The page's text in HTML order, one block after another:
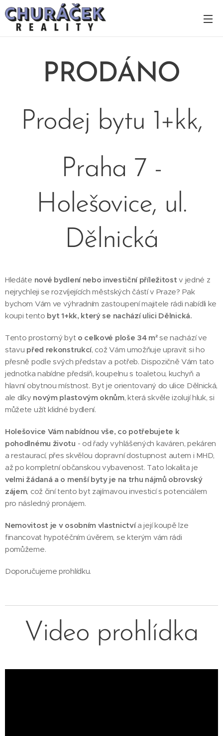
PRODÁNO
Prodej bytu 1+kk,
Praha 7 -
Holešovice, ul.
Dělnická
Hledáte nové bydlení nebo investiční příležitost v jedné z
nejrychleji se rozvíjejících městských částí v Praze? Pak
bychom Vám ve výhradním zastoupení majitele rádi nabídli ke
koupi tento byt 1+kk, který se nachází ulici Dělnická.
Tento prostorný byt o celkové ploše 34 m²se nachází ve
stavu před rekonstrukcí, což Vám umožňuje upravit si ho
přesně podle svých představ a potřeb. Dispozičně Vám tato
jednotka nabídne předsíň, koupelnu s toaletou, kuchyň a
hlavní obytnou místnost. Byt je orientovaný do ulice Dělnická,
ale díky novým plastovým oknům, která skvěle izolují hluk, si
můžete užít klidné bydlení.
Holešovice Vám nabídnou vše, co potřebujete k
pohodlnému životu - od řady vyhlášených kaváren, pekáren
a restaurací, přes skvělou dopravní dostupnost autem i MHD,
až po kompletní občanskou vybavenost. Tato lokalita je
velmi žádaná a o menší byty je na trhu nájmů obrovský
zájem, což činí tento byt zajímavou investicí s potenciálem
pro následný pronájem.
Nemovitost je v osobním vlastnictvía její koupě lze
financovat hypotéčním úvěrem, se kterým vám rádi
pomůžeme.
Doporučujeme prohlídku.
Video prohlídka